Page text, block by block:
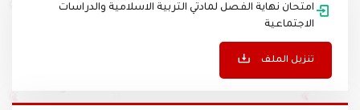
امتحان نهاية الفصل لمادتي التربية الاسلامية والدراسات
الاجتماعية
تنزيل الملف